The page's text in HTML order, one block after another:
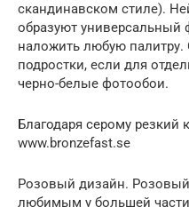
скандинавском стиле).
образуют
наложить любую
подростки, если для
черно-белые фотообои.
Благодаря серому резкий
www.bronzefast.se
Розовый дизайн.
любимым у большей части